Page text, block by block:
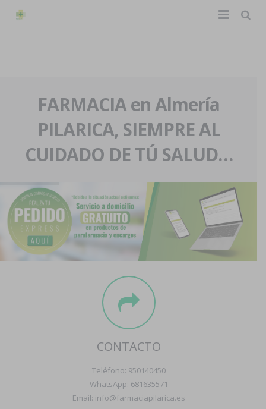
La farmacia
Nuestra historia
Nuestro equipo
Eventos
Servicios y reservas
Pedidos express
Blog
Contacto
Boletín
FARMACIA en Almería
PILARICA, SIEMPRE AL
CUIDADO DE TÚ SALUD…
CONTACTO
Teléfono: 950140450
WhatsApp: 681635571
Email: info@farmaciapilarica.es